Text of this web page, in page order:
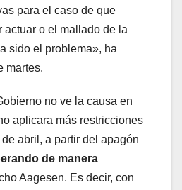
para el caso de que
actuar o el mallado de la
sido el problema», ha
martes.
no ve la causa en
aplicara más restricciones
abril, a partir del apagón
de manera
Aagesen. Es decir, con